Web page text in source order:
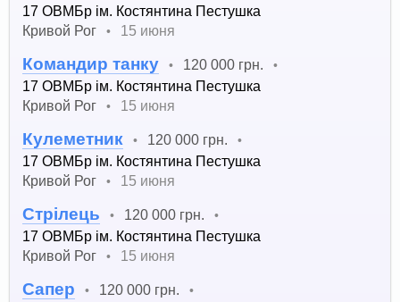
17 ОВМБр ім. Костянтина Пестушка
Кривой Рог
• 15 июня
Командир танку • 120 000 грн. •
17 ОВМБр ім. Костянтина Пестушка
Кривой Рог
• 15 июня
Кулеметник • 120 000 грн. •
17 ОВМБр ім. Костянтина Пестушка
Кривой Рог
• 15 июня
Стрілець • 120 000 грн. •
17 ОВМБр ім. Костянтина Пестушка
Кривой Рог
• 15 июня
Сапер • 120 000 грн. •